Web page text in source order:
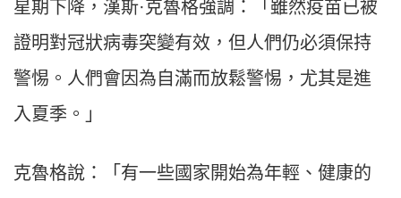
星期下降，漢斯·克魯格強調：「雖然疫苗已被
證明對冠狀病毒突變有效，但人們仍必須保持
警惕。人們會因為自滿而放鬆警惕，尤其是進
入夏季。」
克魯格說：「有一些國家開始為年輕、健康的